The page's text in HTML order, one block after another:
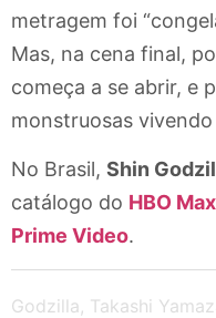
metragem foi
Mas, na cena final,
começa a se abrir, e
monstruosas
No Brasil, Shin
catálogo do HBO Max
Prime Video.
Godzilla Takashi